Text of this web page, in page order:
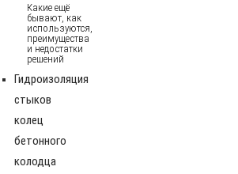
Какие ещё
бывают, как
используются,
преимущества
и недостатки
решений
Гидроизоляция
стыков
колец
бетонного
колодца